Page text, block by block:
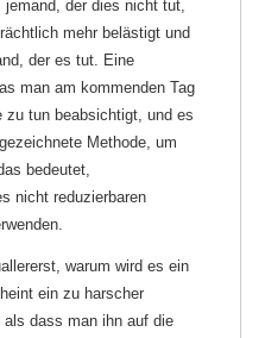
der dies nicht tut,
mehr belästigt und
der es tut. Eine
man am kommenden Tag
zu tun beabsichtigt, und es
Methode, um
bedeutet,
nicht reduzierbaren
warum wird es ein
ein zu harscher
dass man ihn auf die